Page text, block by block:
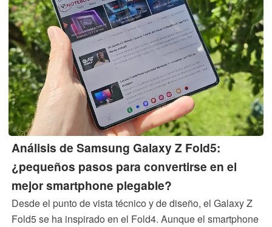
Análisis de Samsung Galaxy Z Fold5:
¿pequeños pasos para convertirse en el
mejor smartphone plegable?
Desde el punto de vista técnico y de diseño, el Galaxy Z
Fold5 se ha inspirado en el Fold4. Aunque el smartphone